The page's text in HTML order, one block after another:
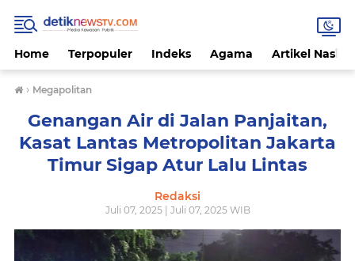
Home Terpopuler Indeks Agama Artikel
› Megapolitan
Genangan Air di Jalan Panjaitan,
Kasat Lantas Metropolitan Jakarta
Timur Sigap Atur Lalu Lintas
Redaksi
Juli 07, 2025 | Juli 07, 2025 WIB